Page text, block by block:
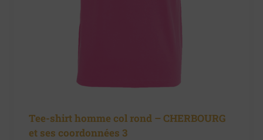
Tee-shirt homme col rond – CHERBOURG
et ses coordonnées 3